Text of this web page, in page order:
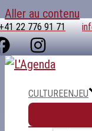
Aller au contenu
22 776 91 71
CULTUREENJEU